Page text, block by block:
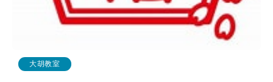
大胡教室